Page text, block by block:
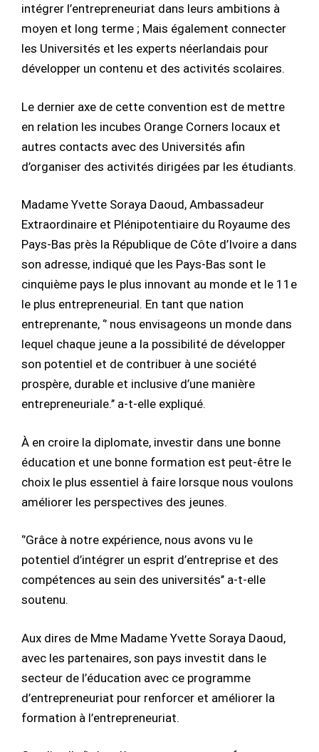
intégrer l’entrepreneuriat dans leurs ambitions à
moyen et long terme ; Mais également connecter
les Universités et les experts néerlandais pour
développer un contenu et des activités scolaires.
Le dernier axe de cette convention est de mettre
en relation les incubes Orange Corners locaux et
autres contacts avec des Universités afin
d’organiser des activités dirigées par les étudiants.
Madame Yvette Soraya Daoud, Ambassadeur
Extraordinaire et Plénipotentiaire du Royaume des
Pays-Bas près la République de Côte d’Ivoire a dans
son adresse, indiqué que les Pays-Bas sont le
cinquième pays le plus innovant au monde et le 11e
le plus entrepreneurial. En tant que nation
entreprenante, ‘’ nous envisageons un monde dans
lequel chaque jeune a la possibilité de développer
son potentiel et de contribuer à une société
prospère, durable et inclusive d’une manière
entrepreneuriale.’’ a-t-elle expliqué.
À en croire la diplomate, investir dans une bonne
éducation et une bonne formation est peut-être le
choix le plus essentiel à faire lorsque nous voulons
améliorer les perspectives des jeunes.
‘’Grâce à notre expérience, nous avons vu le
potentiel d’intégrer un esprit d’entreprise et des
compétences au sein des universités’’ a-t-elle
soutenu.
Aux dires de Mme Madame Yvette Soraya Daoud,
avec les partenaires, son pays investit dans le
secteur de l’éducation avec ce programme
d’entrepreneuriat pour renforcer et améliorer la
formation à l’entrepreneuriat.